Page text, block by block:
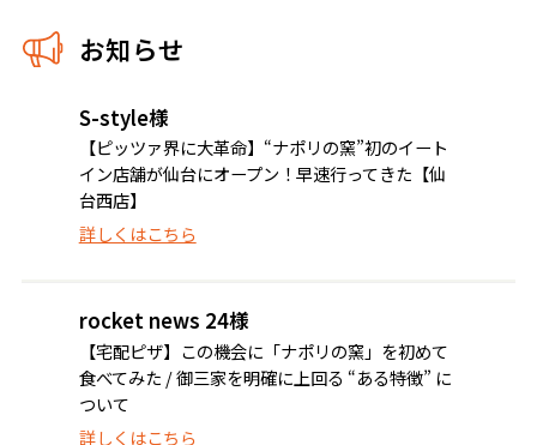
お知らせ
S-style様
【ピッツァ界に大革命】“ナポリの窯”初のイート
イン店舗が仙台にオープン！早速行ってきた【仙
台西店】
詳しくはこちら
rocket news 24様
【宅配ピザ】この機会に「ナポリの窯」を初めて
食べてみた / 御三家を明確に上回る “ある特徴” に
ついて
詳しくはこちら